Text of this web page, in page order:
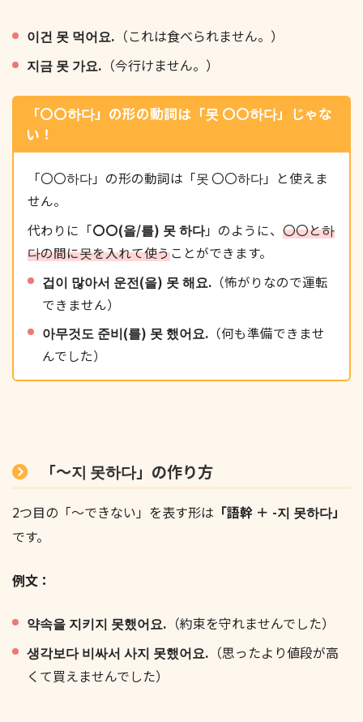
이건 못 먹어요. （これは食べられません。）
지금 못 가요. （今行けません。）
「〇〇하다」の形の動詞は「못 〇〇하다」じゃな
い！
「〇〇하다」の形の動詞は「못 〇〇하다」と使えま
せん。
代わりに「〇〇(을/를) 못 하다」のように、〇〇と하
다の間に못を入れて使うことができます。
겁이 많아서 운전(을) 못 해요. （怖がりなので運転
できません）
아무것도 준비(를) 못 했어요. （何も準備できませ
んでした）
「～지 못하다」の作り方
2つ目の「〜できない」を表す形は 「語幹 ＋ -지 못하다」
です。
例文：
약속을 지키지 못했어요. （約束を守れませんでした）
생각보다 비싸서 사지 못했어요. （思ったより値段が高
くて買えませんでした）